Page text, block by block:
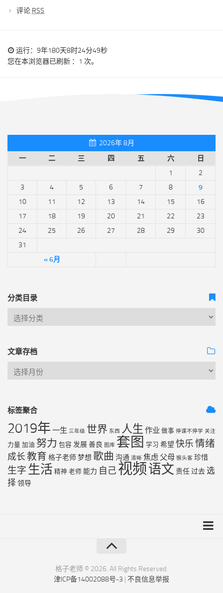
评论 RSS
运行：9年180天8时24分49秒
您在本浏览器已刷新 ：1 次。
2026年 8月
一
二 三 四 五 六 日
« 6月
1
2
3
4 5 6 7 8
9
10
11 12 13 14 15
16
17
18 19 20 21 22
23
24
25 26 27 28 29
30
31
分类目录
文章存档
标签聚合
2019年 一生 三年级 世界 东西 人生 作业 做事 停课不停学 关注
力量 加油 努力 包容 发展善良 图库 套图 学习 希望 快乐情绪
成长教育 格子老师梦想 歌曲 沟通 清晰 焦虑 父母 猴头客 珍惜
生字 生活 精神 老师 能力 自己 视频语文 责任过去 选
择 领导
格子老师 © 2026. All Rights Reserved.
津ICP备14002088号-3 | 不良信息举报